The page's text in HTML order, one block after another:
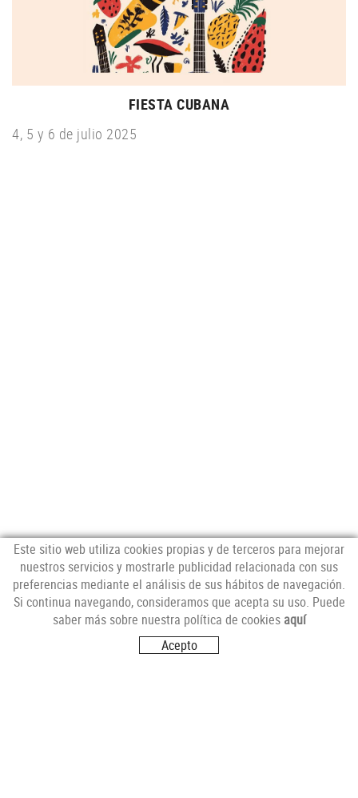
FIESTA CUBANA
4, 5 y 6 de julio 2025
NEWSLETTER
Este sitio web utiliza cookies propias y de terceros para mejorar
nuestros servicios y mostrarle publicidad relacionada con sus
preferencias mediante el análisis de sus hábitos de navegación.
Si continua navegando, consideramos que acepta su uso. Puede
saber más sobre nuestra política de cookies aquí
Acepto